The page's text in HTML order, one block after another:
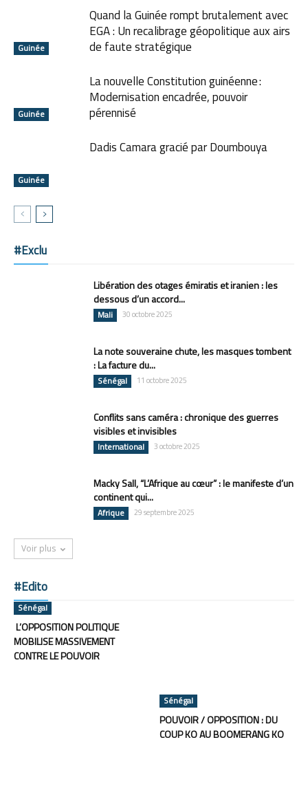
Guinée
Quand la Guinée rompt brutalement avec
EGA : Un recalibrage géopolitique aux airs
de faute stratégique
Guinée
La nouvelle Constitution guinéenne :
Modernisation encadrée, pouvoir
pérennisé
Guinée
Dadis Camara gracié par Doumbouya
#Exclu
Libération des otages émiratis et iranien : les
dessous d’un accord...
Mali 30 octobre 2025
La note souveraine chute, les masques tombent
: La facture du...
Sénégal 11 octobre 2025
Conflits sans caméra : chronique des guerres
visibles et invisibles
International 3 octobre 2025
Macky Sall, “L’Afrique au cœur” : le manifeste d’un
continent qui...
Afrique 29 septembre 2025
Voir plus
#Edito
Sénégal
L’OPPOSITION POLITIQUE
MOBILISE MASSIVEMENT
CONTRE LE POUVOIR
Sénégal
POUVOIR / OPPOSITION : DU
COUP KO AU BOOMERANG KO